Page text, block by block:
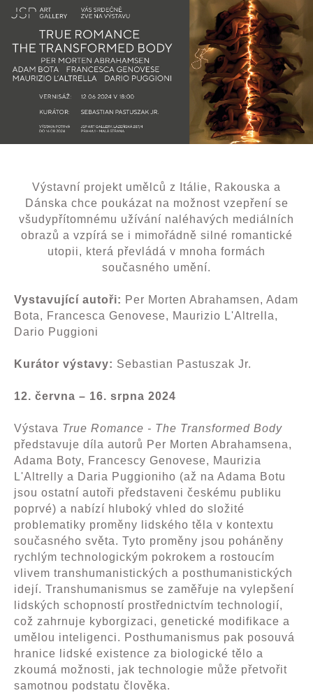
Výstavní projekt umělců z Itálie, Rakouska a
Dánska chce poukázat na možnost vzepření se
všudypřítomnému užívání naléhavých mediálních
obrazů a vzpírá se i mimořádně silné romantické
utopii, která převládá v mnoha formách
současného umění.
Vystavující autoři: Per Morten Abrahamsen, Adam
Bota, Francesca Genovese, Maurizio L'Altrella,
Dario Puggioni
Kurátor výstavy: Sebastian Pastuszak Jr.
12. června – 16. srpna 2024
Výstava True Romance - The Transformed Body
představuje díla autorů Per Morten Abrahamsena,
Adama Boty, Francescy Genovese, Maurizia
L'Altrelly a Daria Puggioniho (až na Adama Botu
jsou ostatní autoři představeni českému publiku
poprvé) a nabízí hluboký vhled do složité
problematiky proměny lidského těla v kontextu
současného světa. Tyto proměny jsou poháněny
rychlým technologickým pokrokem a rostoucím
vlivem transhumanistických a posthumanistických
idejí. Transhumanismus se zaměřuje na vylepšení
lidských schopností prostřednictvím technologií,
což zahrnuje kyborgizaci, genetické modifikace a
umělou inteligenci. Posthumanismus pak posouvá
hranice lidské existence za biologické tělo a
zkoumá možnosti, jak technologie může přetvořit
samotnou podstatu člověka.